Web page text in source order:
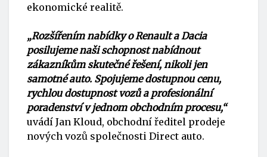
ekonomické realitě.
„Rozšířením nabídky o Renault a Dacia
posilujeme naši schopnost nabídnout
zákazníkům skutečné řešení, nikoli jen
samotné auto. Spojujeme dostupnou cenu,
rychlou dostupnost vozů a profesionální
poradenství v jednom obchodním procesu,“
uvádí Jan Kloud, obchodní ředitel prodeje
nových vozů společnosti Direct auto.